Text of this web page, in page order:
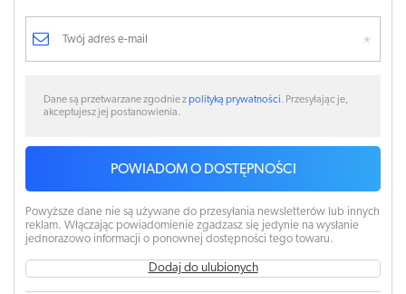
Dane są przetwarzane zgodnie zpolityką prywatności. Przesyłając je,
akceptujesz jej postanowienia.
POWIADOM O DOSTĘPNOŚCI
Powyższe dane nie są używane do przesyłania newsletterów lub innych
reklam. Włączając powiadomienie zgadzasz się jedynie na wysłanie
jednorazowo informacji o ponownej dostępności tego towaru.
Dodaj do ulubionych